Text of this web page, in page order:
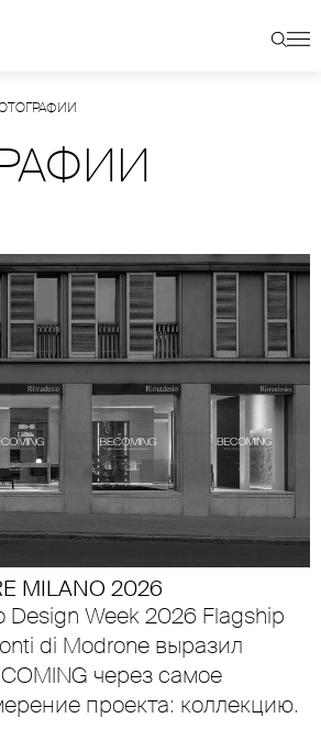
MILANO 2026
Design Week 2026 Flagship
di Modrone выразил
через самое
проекта: коллекцию.